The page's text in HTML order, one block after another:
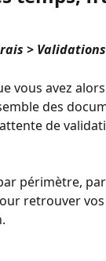
> Validations
vous avez
des
de
périmètre,
retrouver